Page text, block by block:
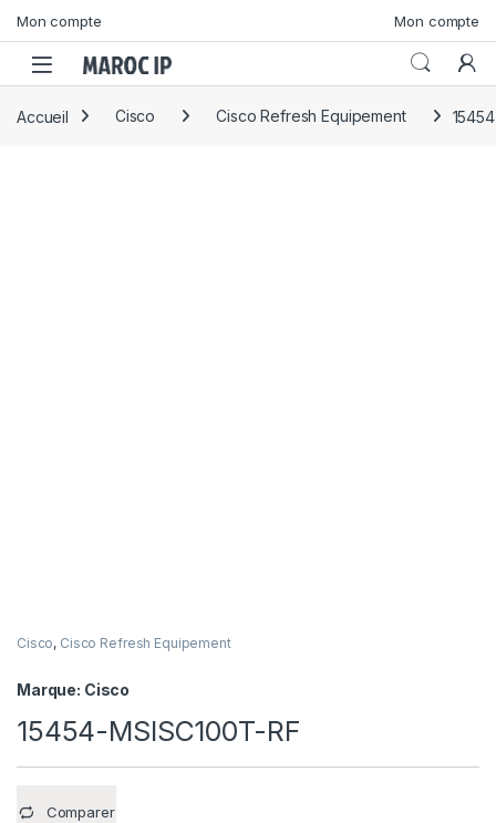
Mon compte Mon compte
Accueil Cisco Cisco Refresh Equipement
Cisco, Cisco Refresh Equipement
Marque: Cisco
15454-MSISC100T-RF
Comparer